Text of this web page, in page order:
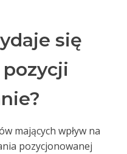
się
mających wpływ na
pozycjonowanej